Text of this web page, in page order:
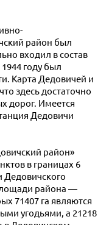
район был
входил в состав
году был
Карта Дедовичей и
здесь достаточно
дорог. Имеется
Дедовичи
район»
в границах 6
Дедовичского
района —
71407 га являются
угодьями, а 21218